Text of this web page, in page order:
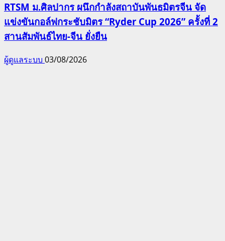
RTSM ม.ศิลปากร ผนึกกำลังสถาบันพันธมิตรจีน จัด
แข่งขันกอล์ฟกระชับมิตร “Ryder Cup 2026” ครั้งที่ 2
สานสัมพันธ์ไทย-จีน ยั่งยืน
ผู้ดูแลระบบ 03/08/2026